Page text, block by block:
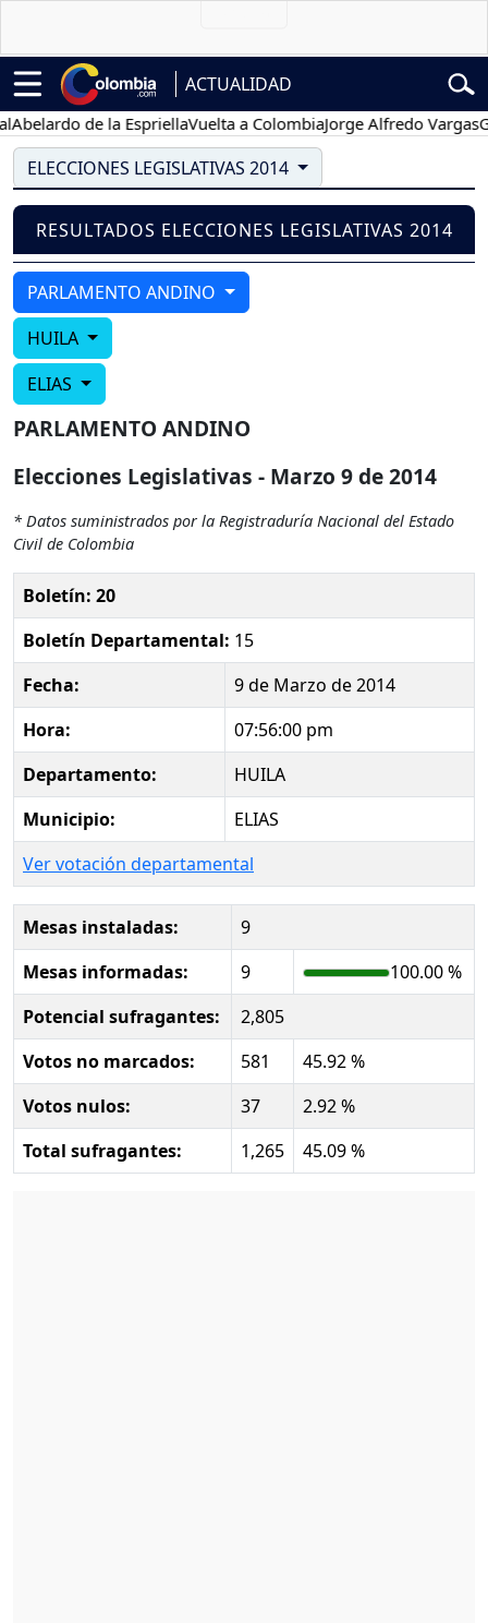
ACTUALIDAD
de la EspriellaVuelta a ColombiaJorge Alfredo Vargas
ELECCIONES LEGISLATIVAS 2014
RESULTADOS ELECCIONES LEGISLATIVAS 2014
PARLAMENTO ANDINO
HUILA
ELIAS
PARLAMENTO ANDINO
Elecciones Legislativas - Marzo 9 de 2014
* Datos suministrados por la Registraduría Nacional del Estado
Civil de Colombia
Boletín: 20
Boletín Departamental: 15
Fecha:
9 de Marzo de 2014
Hora:
07:56:00 pm
Departamento:
HUILA
Municipio:
ELIAS
Ver votación departamental
Mesas instaladas:
9
Mesas informadas:
9
100.00 %
Potencial sufragantes:
2,805
Votos no marcados:
581
45.92 %
Votos nulos:
37
2.92 %
Total sufragantes:
1,265 45.09 %